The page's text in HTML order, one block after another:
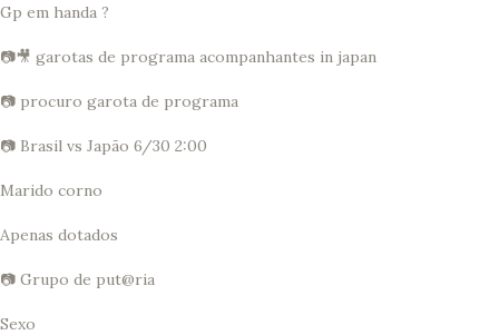
Gp em handa ?
📷🎥 garotas de programa acompanhantes in japan
📷 procuro garota de programa
📷 Brasil vs Japão 6/30 2:00
Marido corno
Apenas dotados
📷 Grupo de put@ria
Sexo